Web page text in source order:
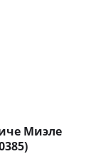
Миэле